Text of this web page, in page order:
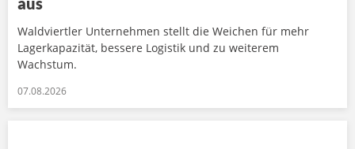
Waldviertler Unternehmen stellt die Weichen für mehr
Lagerkapazität, bessere Logistik und zu weiterem
Wachstum.
07.08.2026